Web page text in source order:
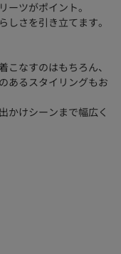
ツがポイント。
さを引き立てます。
こなすのはもちろん、
あるスタイリングもお
かけシーンまで幅広く